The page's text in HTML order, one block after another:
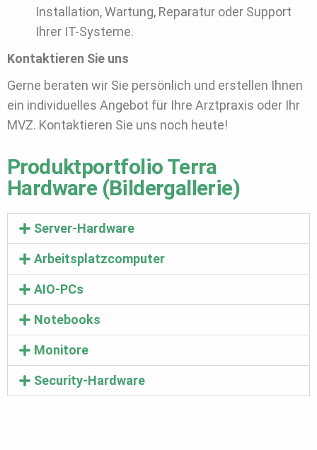
Installation, Wartung, Reparatur oder Support
Ihrer IT-Systeme.
Kontaktieren Sie uns
Gerne beraten wir Sie persönlich und erstellen Ihnen
ein individuelles Angebot für Ihre Arztpraxis oder Ihr
MVZ. Kontaktieren Sie uns noch heute!
Produktportfolio Terra
Hardware (Bildergallerie)
Server-Hardware
Arbeitsplatzcomputer
AIO-PCs
Notebooks
Monitore
Security-Hardware